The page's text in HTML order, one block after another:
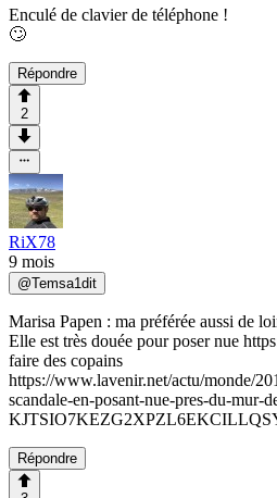
Enculé de clavier de téléphone !
🙄
Répondre
2
RiX78
9 mois
@Temsa1dit
Marisa Papen : ma préférée aussi de
Elle est très douée pour poser nue
faire des copains
https://www.lavenir.net/actu/monde/
scandale-en-posant-nue-pres-du-mur-
Répondre